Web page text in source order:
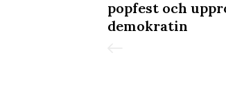
popfest och
demokratin